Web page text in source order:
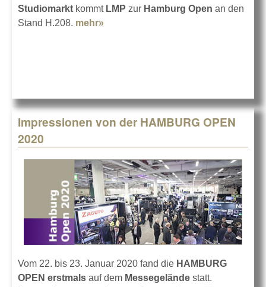
Studiomarkt kommt LMP zur Hamburg Open an den
Stand H.208. mehr»
Impressionen von der HAMBURG OPEN
2020
Vom 22. bis 23. Januar 2020 fand die HAMBURG
OPEN erstmals auf dem Messegelände statt.